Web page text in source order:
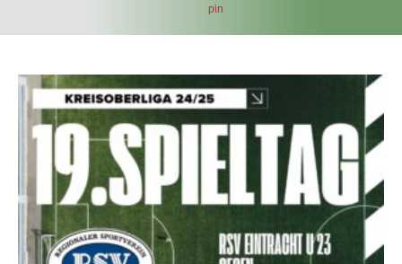
pin